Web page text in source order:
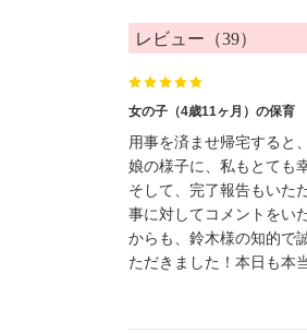
レビュー（39）
女の子（4歳11ヶ月）の保育
用事を済ませ帰宅すると
娘の様子に、私もとても
そして、完了報告もいた
事に対してコメントをい
からも、鈴木様の知的で
ただきました！本日も本